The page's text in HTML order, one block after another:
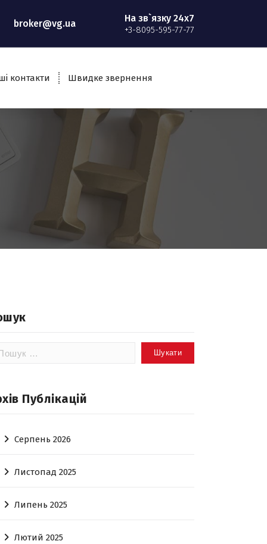
broker@vg.ua На зв`язку 24x7
+3-8095-595-77-77
контакти Швидке звернення
Публікацій
Серпень 2026
Листопад 2025
Липень 2025
Лютий 2025